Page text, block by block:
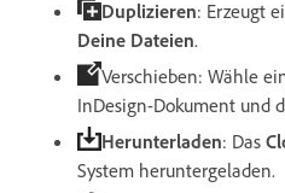
Duplizieren: Erzeugt
Deine Dateien.
Verschieben: Wähle
InDesign-Dokument und
Herunterladen: Das
System heruntergeladen.